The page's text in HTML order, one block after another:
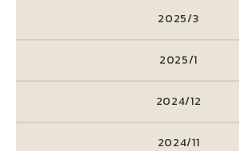
2025/3
2025/1
2024/12
2024/11